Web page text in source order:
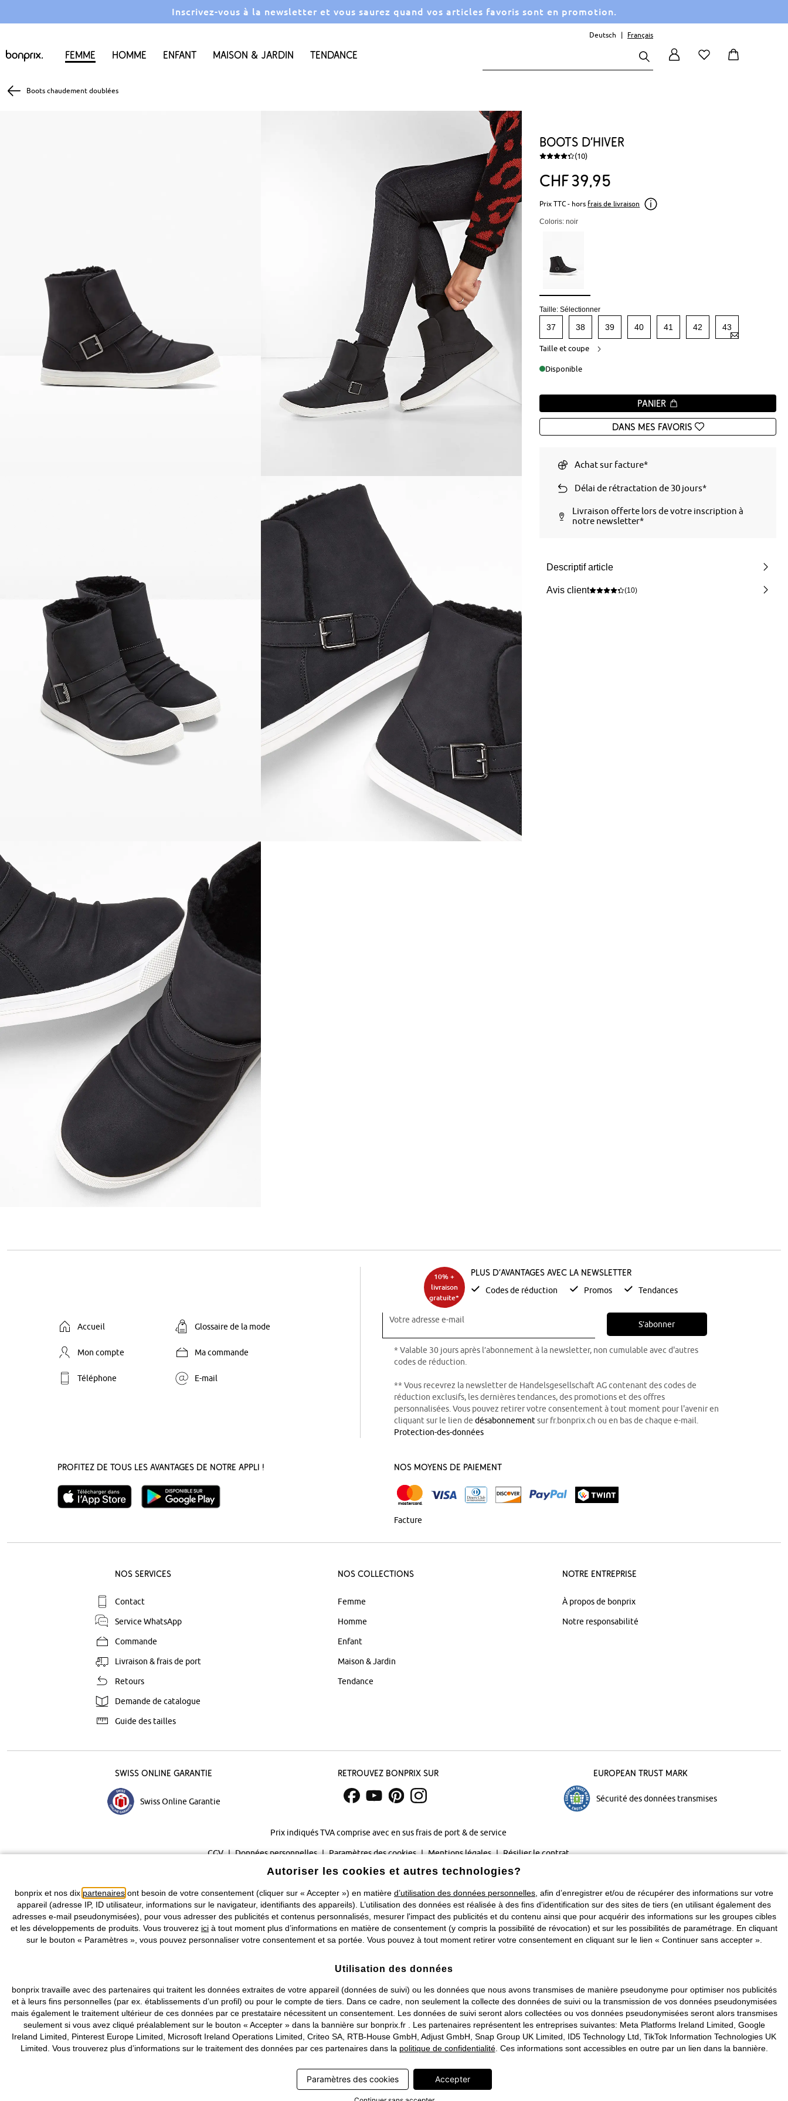
Inscrivez-vous à la newsletter et vous saurez quand vos articles favoris sont en promotion.
Femme Homme Enfant Maison & Jardin Tendance
Deutsch Français
Boots chaudement doublées
Boots d’hiver
(10)
CHF39 95
Prix TTC - hors frais de livraison
Coloris: noir
Taille:Sélectionner
37 38 39 40 41 42 43
Taille et coupe
Disponible
Panier
Dans mes favoris
Achat sur facture*
Délai de rétractation de 30 jours*
Livraison offerte lors de votre inscription à
notre newsletter*
Descriptif article
Avis client (10)
Accueil Glossaire de la mode
Mon compte Ma commande
Téléphone E-mail
10% +
livraison
gratuite*
Plus d’avantages avec la newsletter
Codes de réduction Promos Tendances
Votre adresse e-mail S’abonner
* Valable 30 jours après l’abonnement à la newsletter, non cumulable avec d'autres
codes de réduction.
** Vous recevrez la newsletter de Handelsgesellschaft AG contenant des codes de
réduction exclusifs, les dernières tendances, des promotions et des offres
personnalisées. Vous pouvez retirer votre consentement à tout moment pour l'avenir en
cliquant sur le lien de désabonnementsur fr.bonprix.ch ou en bas de chaque e-mail.
Protection-des-données
Profitez de tous les avantages de notre appli ! Nos Moyens de Paiement
Facture
Nos Services
Contact
Service WhatsApp
Commande
Livraison & frais de port
Retours
Demande de catalogue
Guide des tailles
Nos Collections
Femme
Homme
Enfant
Maison & Jardin
Tendance
Notre Entreprise
À propos de bonprix
Notre responsabilité
Swiss Online Garantie
Swiss Online Garantie
Retrouvez bonprix sur European Trust Mark
Sécurité des données transmises
Prix indiqués TVA comprise avec en sus frais de port & de service
CGV Données personnelles Paramètres des cookies Mentions légales Résilier le contrat
©2026 bonprix.Tous droits réservés.
Changer de pays
Autoriser les cookies et autres technologies?
bonprix et nos dix partenaires ont besoin de votre consentement (cliquer sur « Accepter ») en matière d’utilisation des données personnelles , afin d’enregistrer et/ou de récupérer des informations sur votre
appareil (adresse IP, ID utilisateur, informations sur le navigateur, identifiants des appareils). L’utilisation des données est réalisée à des fins d'identification sur des sites de tiers (en utilisant également des
adresses e-mail pseudonymisées), pour vous adresser des publicités et contenus personnalisés, mesurer l'impact des publicités et du contenu ainsi que pour acquérir des informations sur les groupes cibles
et les développements de produits. Vous trouverez ici à tout moment plus d’informations en matière de consentement (y compris la possibilité de révocation) et sur les possibilités de paramétrage. En cliquant
sur le bouton « Paramètres », vous pouvez personnaliser votre consentement et sa portée. Vous pouvez à tout moment retirer votre consentement en cliquant sur le lien « Continuer sans accepter ».
Utilisation des données
bonprix travaille avec des partenaires qui traitent les données extraites de votre appareil (données de suivi) ou les données que nous avons transmises de manière pseudonyme pour optimiser nos publicités
et à leurs fins personnelles (par ex. établissements d’un profil) ou pour le compte de tiers. Dans ce cadre, non seulement la collecte des données de suivi ou la transmission de vos données pseudonymisées
mais également le traitement ultérieur de ces données par ce prestataire nécessitent un consentement. Les données de suivi seront alors collectées ou vos données pseudonymisées seront alors transmises
seulement si vous avez cliqué préalablement sur le bouton « Accepter » dans la bannière sur bonprix.fr . Les partenaires représentent les entreprises suivantes: Meta Platforms Ireland Limited, Google
Ireland Limited, Pinterest Europe Limited, Microsoft Ireland Operations Limited, Criteo SA, RTB-House GmbH, Adjust GmbH, Snap Group UK Limited, ID5 Technology Ltd, TikTok Information Technologies UK
Limited. Vous trouverez plus d’informations sur le traitement des données par ces partenaires dans la politique de confidentialité. Ces informations sont accessibles en outre par un lien dans la bannière.
Paramètres des cookies Accepter